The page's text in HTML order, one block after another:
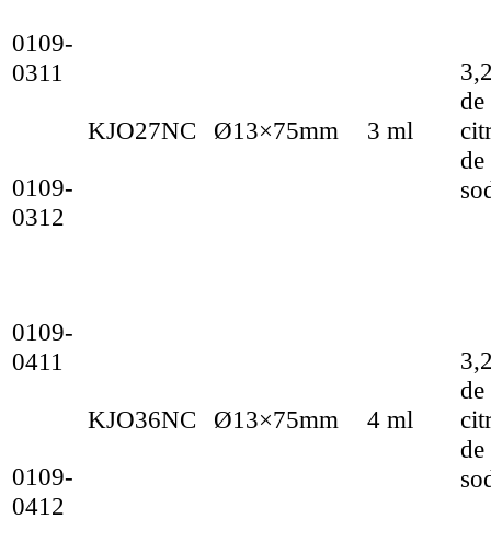
0109-
0311
KJO27NC Ø13×75mm 3 ml
de
de
0109-
0312
0109-
0411
KJO36NC Ø13×75mm 4 ml
de
de
0109-
0412